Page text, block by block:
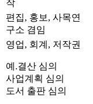
작
편집, 홍보, 사목연
구소 겸임
영업, 회계, 저작권
예.결산 심의
사업계획 심의
도서 출판 심의